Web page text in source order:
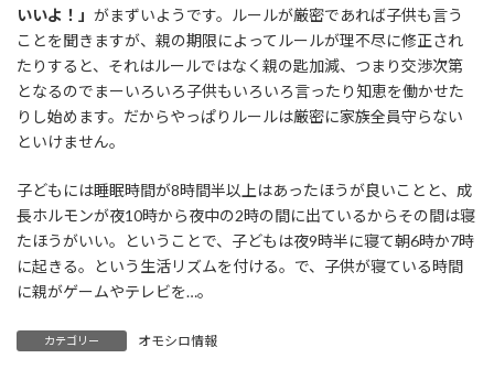
いいよ！」 がまずいようです。ルールが厳密であれば子供も言う
ことを聞きますが、親の期限によってルールが理不尽に修正され
たりすると、それはルールではなく親の匙加減、つまり交渉次第
となるのでまーいろいろ子供もいろいろ言ったり知恵を働かせた
りし始めます。だからやっぱりルールは厳密に家族全員守らない
といけません。
子どもには睡眠時間が8時間半以上はあったほうが良いことと、成
長ホルモンが夜10時から夜中の2時の間に出ているからその間は寝
たほうがいい。ということで、子どもは夜9時半に寝て朝6時か7時
に起きる。という生活リズムを付ける。で、子供が寝ている時間
に親がゲームやテレビを…。
カテゴリー オモシロ情報